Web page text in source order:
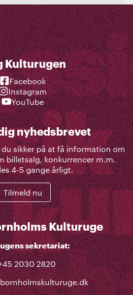
Kulturugen
Facebook
Instagram
YouTube
nyhedsbrevet
sikker på at få information om
billetsalg, konkurrencer m.m.
4-5 gange årligt.
Tilmeld nu
Kulturuge
sekretariat:
2030 2820